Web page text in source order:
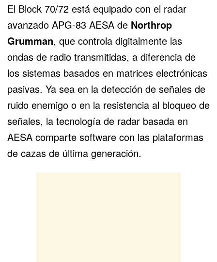
El Block 70/72 está equipado con el radar
avanzado APG-83 AESA de Northrop
Grumman, que controla digitalmente las
ondas de radio transmitidas, a diferencia de
los sistemas basados en matrices electrónicas
pasivas. Ya sea en la detección de señales de
ruido enemigo o en la resistencia al bloqueo de
señales, la tecnología de radar basada en
AESA comparte software con las plataformas
de cazas de última generación.